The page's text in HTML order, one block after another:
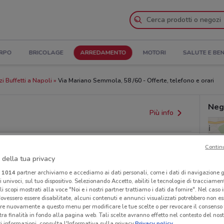
BRICOLAGE ARREDAMENTO MOTORI SALUTE E
Buffetti a Napoli Via Mariano Semmola, 58 /60 - Offerte, telefono e orari
Più info
regionali o nazionali. Verifica l’accuratezza
della tua privacy
1014partner archiviamo e accediamo ai dati personali, come i dati di navigazione
sul tuo dispositivo. Selezionando Accetto, abiliti le tecnologie di
scopi mostrati alla voce "Noi e i nostri partner trattiamo i dati da fornire". Nel caso
essere disabilitate, alcuni contenuti e annunci visualizzati potrebbero non
nuovamente a questo menu per modificare le tue scelte o per revocare il
finalità in fondo alla pagina web. Tali scelte avranno effetto nel contesto del